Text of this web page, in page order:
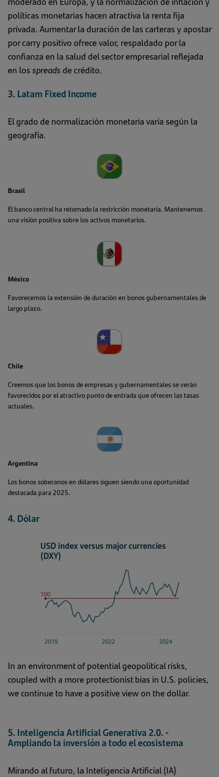
políticas monetarias hacen atractiva la renta fija
privada. Aumentar la duración de las carteras y apostar
por carry positivo ofrece valor, respaldado por la
confianza en la salud del sector empresarial reflejada
en losspreadsde crédito.
3. Latam Fixed Income
El grado de normalización monetaria varía según la
geografía.
Brasil
El banco central ha retomado la restricción monetaria. Mantenemos
una visión positiva sobre los activos monetarios.
México
Favorecemos la extensión de duración en bonos gubernamentales de
largo plazo.
Chile
Creemos que los bonos de empresas y gubernamentales se verán
favorecidos por el atractivo punto de entrada que ofrecen las tasas
actuales.
Argentina
Los bonos soberanos en dólares siguen siendo una oportunidad
destacada para 2025.
4. Dólar
In an environment of potential geopolitical risks,
coupled with a more protectionist bias in U.S. policies,
we continue to have a positive view on the dollar.
5. Inteligencia Artificial Generativa 2.0. -
Ampliando la inversión a todo el ecosistema
Mirando al futuro, la Inteligencia Artificial (IA)